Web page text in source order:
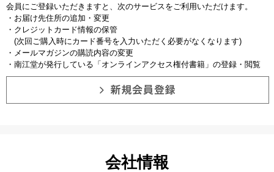
会員にご登録いただきますと、次のサービスをご利用いただけます。
・お届け先住所の追加・変更
・クレジットカード情報の保管
(次回ご購入時にカード番号を入力いただく必要がなくなります)
・メールマガジンの購読内容の変更
・南江堂が発行している「オンラインアクセス権付書籍」の登録・閲覧
会社情報